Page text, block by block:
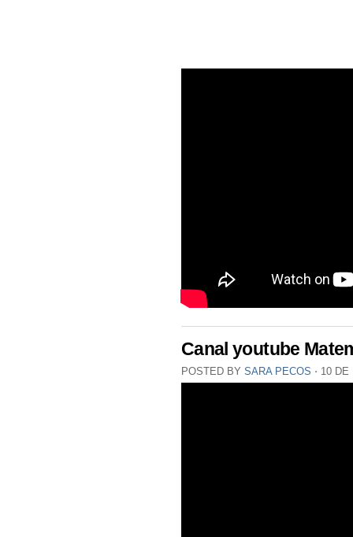
Canal youtube
POSTED BY SARA PECOS ⋅ 10 DE